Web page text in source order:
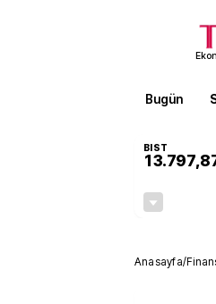
Bugün
BIST
Anasayfa/